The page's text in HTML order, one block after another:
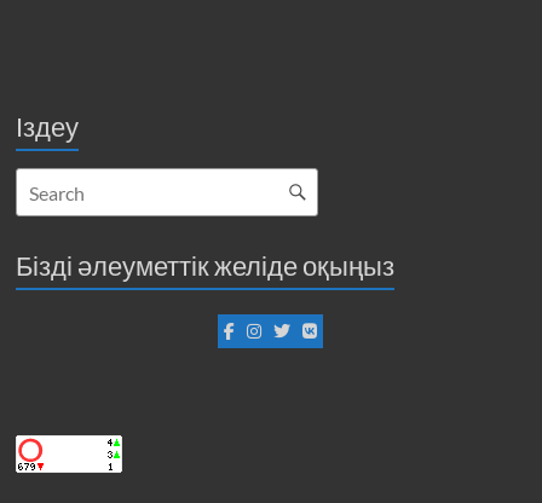
Іздеу
Бізді әлеуметтік желіде оқыңыз